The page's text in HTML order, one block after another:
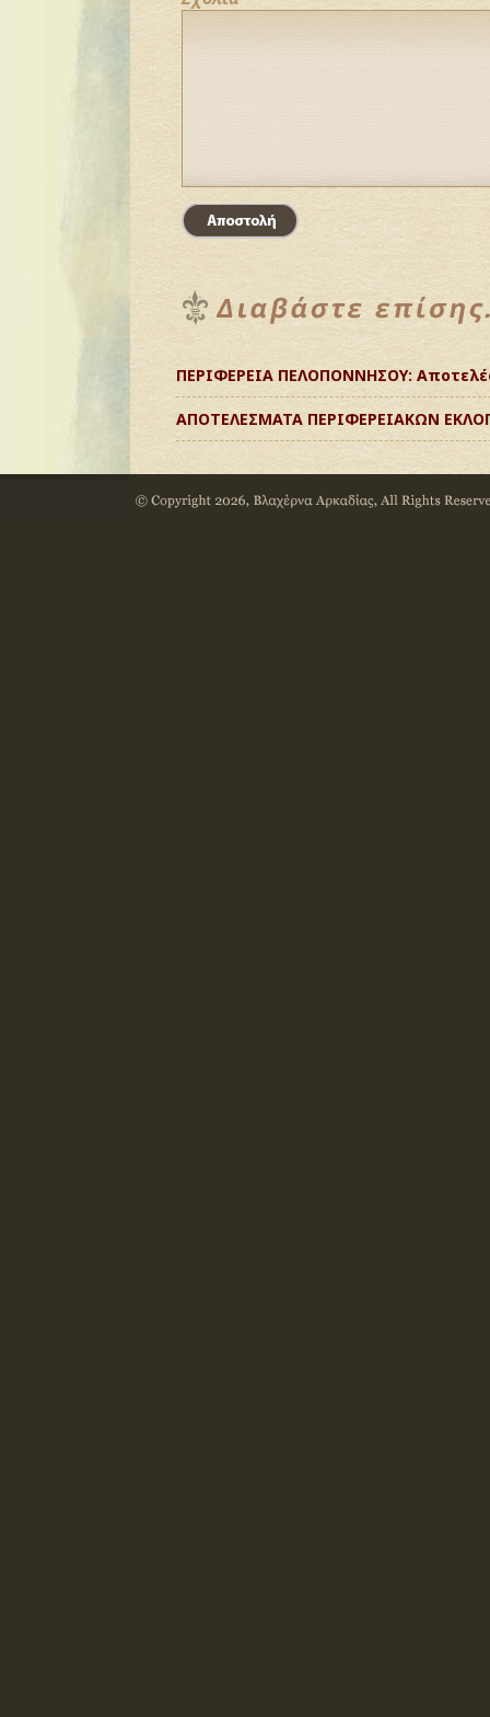
ΠΕΡΙΦΕΡΕΙΑ ΠΕΛΟΠΟΝΝΗΣΟΥ:
ΑΠΟΤΕΛΕΣΜΑΤΑ ΠΕΡΙΦΕΡΕΙΑΚΩΝ